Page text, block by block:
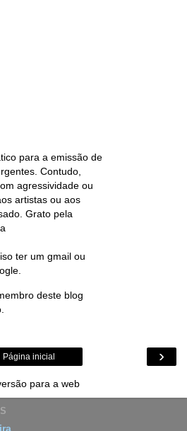
para a emissão de
Contudo,
agressividade ou
artistas ou aos
Grato pela
ter um gmail ou
deste blog
›
Página inicial
para a web